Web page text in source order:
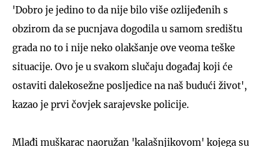
'Dobro je jedino to da nije bilo više ozlijeđenih s
obzirom da se pucnjava dogodila u samom središtu
grada no to i nije neko olakšanje ove veoma teške
situacije. Ovo je u svakom slučaju događaj koji će
ostaviti dalekosežne posljedice na naš budući život',
kazao je prvi čovjek sarajevske policije.
Mlađi muškarac naoružan 'kalašnjikovom' kojega su